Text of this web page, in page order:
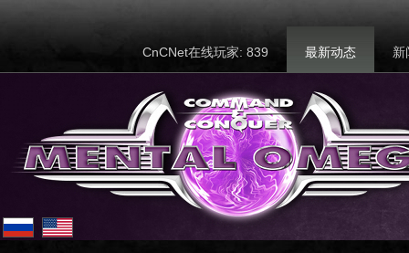
CnCNet在线玩家: 839 最新动态 新